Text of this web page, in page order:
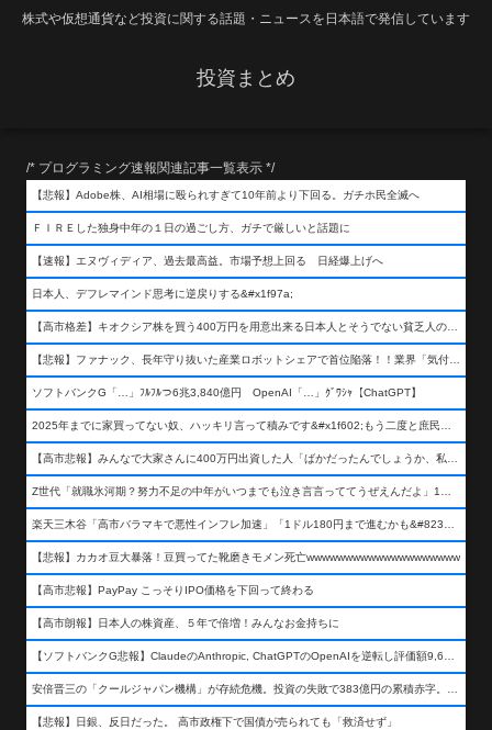
株式や仮想通貨など投資に関する話題・ニュースを日本語で発信しています
投資まとめ
/* プログラミング速報関連記事一覧表示 */
【悲報】Adobe株、AI相場に殴られすぎて10年前より下回る。ガチホ民全滅へ
ＦＩＲＥした独身中年の１日の過ごし方、ガチで厳しいと話題に
【速報】エヌヴィディア、過去最高益。市場予想上回る 日経爆上げへ
日本人、デフレマインド思考に逆戻りする&#x1f97a;
【高市格差】キオクシア株を買う400万円を用意出来る日本人とそうでない貧乏人の差が超広まるって事よ
【悲報】ファナック、長年守り抜いた産業ロボットシェアで首位陥落！！業界「気付いたら一気に抜かれていた…」
ソフトバンクG「…」ﾌﾙﾌﾙつ6兆3,840億円 OpenAI「…」ｸﾞﾜｼｬ【ChatGPT】
2025年までに家買ってない奴、ハッキリ言って積みです&#x1f602;もう二度と庶民が買える値段になりません&#x1f602;&#x1f602;&#x1f602;
【高市悲報】みんなで大家さんに400万円出資した人「ばかだったんでしょうか、私は&#x1f622;」
Z世代「就職氷河期？努力不足の中年がいつまでも泣き言言っててうぜえんだよ」1万いいね
楽天三木谷「高市バラマキで悪性インフレ加速」「1ドル180円まで進むかも&#8230;もう看過できない」
【悲報】カカオ豆大暴落！豆買ってた靴磨きモメン死亡wwwwwwwwwwwwwwwwwwww
【高市悲報】PayPay こっそりIPO価格を下回って終わる
【高市朗報】日本人の株資産、５年で倍増！みんなお金持ちに
【ソフトバンクG悲報】ClaudeのAnthropic, ChatGPTのOpenAIを逆転し評価額9,650億ドル (約154兆円) の世界一価値あるAI企業に……
安倍晋三の「クールジャパン機構」が存続危機。投資の失敗で383億円の累積赤字。2025年度決算も大赤字の可能性。責任の所在はウヤムヤ
【悲報】日銀、反日だった。 高市政権下で国債が売られても「救済せず」